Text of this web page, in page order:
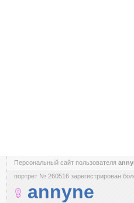
Персональный сайт пользователя
портрет № 260516 зарегистрирован
annyne